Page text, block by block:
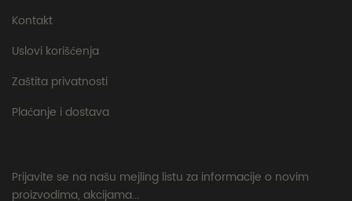
Kontakt
Uslovi korišćenja
Zaštita privatnosti
Plaćanje i dostava
Prijavite se na našu mejling listu za informacije o novim
proizvodima, akcijama...